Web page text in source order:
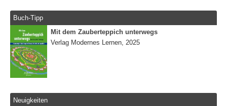
Buch-Tipp
Mit dem Zauberteppich unterwegs
Verlag Modernes Lernen, 2025
Neuigkeiten